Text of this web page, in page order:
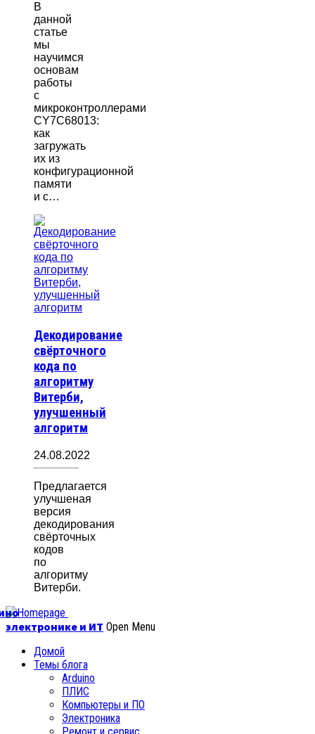
В
данной
статье
мы
научимся
основам
работы
с
микроконтроллерами
CY7C68013:
как
загружать
их из
конфигурационной
памяти
и с…
Декодирование
свёрточного
кода по
алгоритму
Витерби,
улучшенный
алгоритм
24.08.2022
Предлагается
улучшеная
версия
декодирования
свёрточных
кодов
по
алгоритму
Витерби.
электронике и ИТ Open Menu
Домой
Темы блога
Arduino
ПЛИС
Компьютеры и ПО
Электроника
Ремонт и сервис